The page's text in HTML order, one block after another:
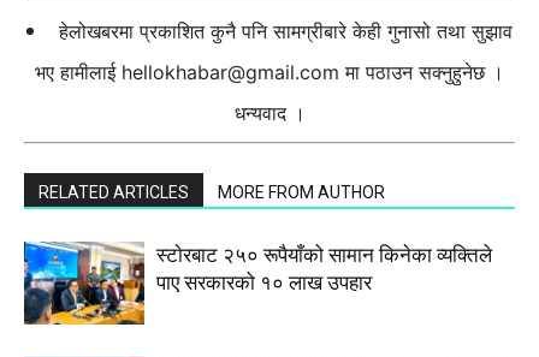
हेलोखबरमा प्रकाशित कुनै पनि सामग्रीबारे केही गुनासो तथा सुझाव
भए हामीलाई hellokhabar@gmail.com मा पठाउन सक्नुहुनेछ ।
धन्यवाद ।
RELATED ARTICLES MORE FROM AUTHOR
स्टाेरबाट २५० रूपैयाँको सामान किनेका व्यक्तिले
पाए सरकारको १० लाख उपहार